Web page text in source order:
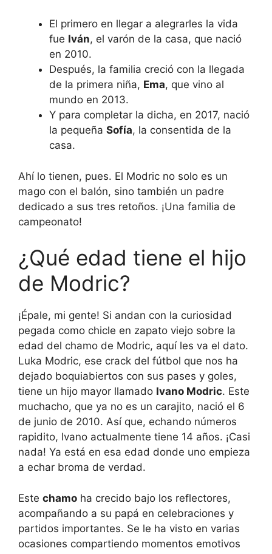
El primero en llegar a alegrarles la vida
fue Iván, el varón de la casa, que nació
en 2010.
Después, la familia creció con la llegada
de la primera niña, Ema, que vino al
mundo en 2013.
Y para completar la dicha, en 2017, nació
la pequeña Sofía, la consentida de la
casa.
Ahí lo tienen, pues. El Modric no solo es un
mago con el balón, sino también un padre
dedicado a sus tres retoños. ¡Una familia de
campeonato!
¿Qué edad tiene el hijo
de Modric?
¡Épale, mi gente! Si andan con la curiosidad
pegada como chicle en zapato viejo sobre la
edad del chamo de Modric, aquí les va el dato.
Luka Modric, ese crack del fútbol que nos ha
dejado boquiabiertos con sus pases y goles,
tiene un hijo mayor llamado Ivano Modric. Este
muchacho, que ya no es un carajito, nació el 6
de junio de 2010. Así que, echando números
rapidito, Ivano actualmente tiene 14 años. ¡Casi
nada! Ya está en esa edad donde uno empieza
a echar broma de verdad.
Este chamo ha crecido bajo los reflectores,
acompañando a su papá en celebraciones y
partidos importantes. Se le ha visto en varias
ocasiones compartiendo momentos emotivos